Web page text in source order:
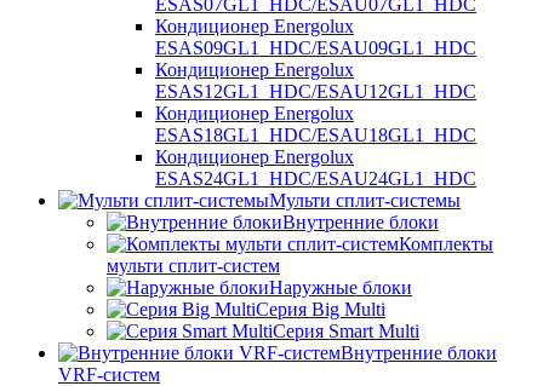
ESAS07GL1_HDC/ESAU07GL1_HDC
Кондиционер Energolux
ESAS09GL1_HDC/ESAU09GL1_HDC
Кондиционер Energolux
ESAS12GL1_HDC/ESAU12GL1_HDC
Кондиционер Energolux
ESAS18GL1_HDC/ESAU18GL1_HDC
Кондиционер Energolux
ESAS24GL1_HDC/ESAU24GL1_HDC
Мульти сплит-системы
Внутренние блоки
Комплекты
мульти сплит-систем
Наружные блоки
Серия Big Multi
Серия Smart Multi
Внутренние блоки
VRF-систем